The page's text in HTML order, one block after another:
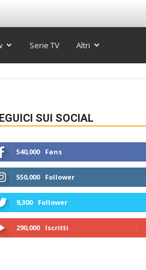
Serie TV Altri
SUI SOCIAL
540,000 Fans
550,000 Follower
9,300 Follower
290,000 Iscritti